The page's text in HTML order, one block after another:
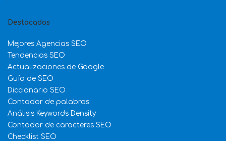
Destacados
Mejores Agencias SEO
Tendencias SEO
Actualizaciones de Google
Guía de SEO
Diccionario SEO
Contador de palabras
Análisis Keywords Density
Contador de caracteres SEO
Checklist SEO